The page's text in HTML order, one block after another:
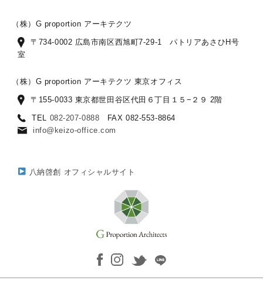
（株）G proportion アーキテクツ
〒734-0002 広島市南区西旭町7-29-1 パトリアあさひH号
室
（株）G proportion アーキテクツ 東京オフィス
〒155-0033 東京都世田谷区代田６丁目１５−２９ 2階
TEL 082-207-0888 FAX 082-553-8864
info@keizo-office.com
八納啓創 オフィシャルサイト